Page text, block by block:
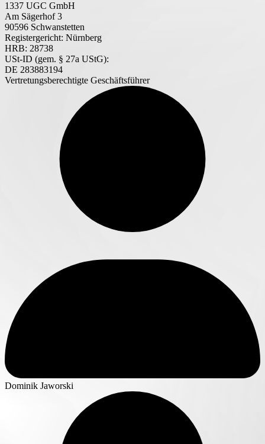
1337 UGC GmbH
Am Sägerhof 3
90596 Schwanstetten
Registergericht: Nürnberg
HRB: 28738
USt-ID (gem. § 27a UStG):
DE 283883194
Vertretungsberechtigte Geschäftsführer
Dominik Jaworski